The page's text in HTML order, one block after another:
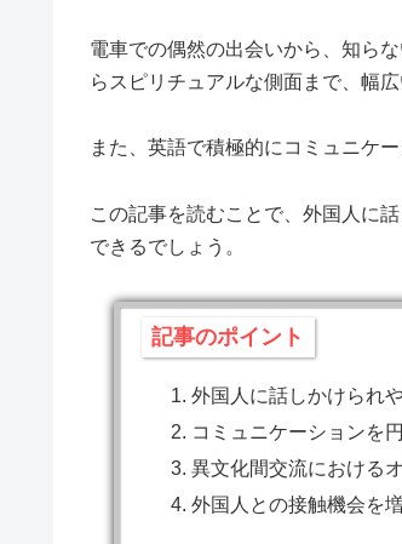
電車での偶然の出会いから、知ら
らスピリチュアルな側面まで、幅
また、英語で積極的にコミュニケ
この記事を読むことで、外国人に
できるでしょう。
記事のポイント
外国人に話しかけられ
コミュニケーションを
異文化間交流における
外国人との接触機会を